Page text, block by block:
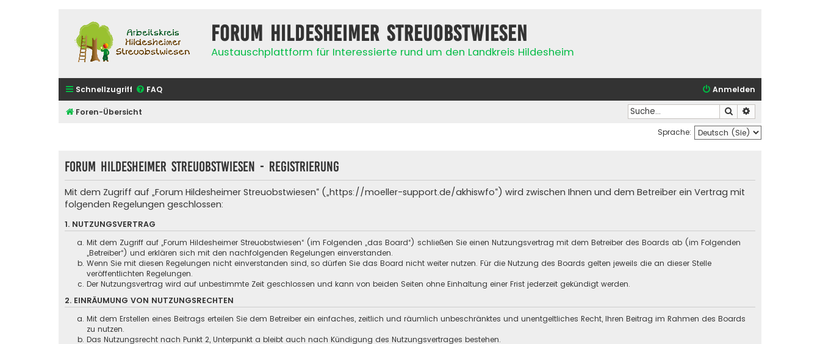
Forum Hildesheimer Streuobstwiesen
Austauschplattform für Interessierte rund um den Landkreis Hildesheim
Schnellzugriff FAQ Anmelden
Foren-Übersicht Suche
Sprache:
Forum Hildesheimer Streuobstwiesen - Registrierung
Mit dem Zugriff auf „Forum Hildesheimer Streuobstwiesen“ („https://moeller-support.de/akhiswfo“) wird zwischen Ihnen und dem Betreiber ein Vertrag mit
folgenden Regelungen geschlossen:
1. NUTZUNGSVERTRAG
Mit dem Zugriff auf „Forum Hildesheimer Streuobstwiesen“ (im Folgenden „das Board“) schließen Sie einen Nutzungsvertrag mit dem Betreiber des Boards ab (im Folgenden
„Betreiber“) und erklären sich mit den nachfolgenden Regelungen einverstanden.
Wenn Sie mit diesen Regelungen nicht einverstanden sind, so dürfen Sie das Board nicht weiter nutzen. Für die Nutzung des Boards gelten jeweils die an dieser Stelle
veröffentlichten Regelungen.
Der Nutzungsvertrag wird auf unbestimmte Zeit geschlossen und kann von beiden Seiten ohne Einhaltung einer Frist jederzeit gekündigt werden.
2. EINRÄUMUNG VON NUTZUNGSRECHTEN
Mit dem Erstellen eines Beitrags erteilen Sie dem Betreiber ein einfaches, zeitlich und räumlich unbeschränktes und unentgeltliches Recht, Ihren Beitrag im Rahmen des Boards
zu nutzen.
Das Nutzungsrecht nach Punkt 2, Unterpunkt a bleibt auch nach Kündigung des Nutzungsvertrages bestehen.